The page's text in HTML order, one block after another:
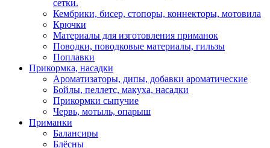
сетки.
Кембрики, бисер, стопоры, коннекторы, мотовила
Крючки
Материалы для изготовления приманок
Поводки, поводковые материалы, гильзы
Поплавки
Прикормка, насадки
Ароматизаторы, дипы, добавки ароматические
Бойлы, пеллетс, макуха, насадки
Прикормки сыпучие
Червь, мотыль, опарыш
Приманки
Балансиры
Блёсны